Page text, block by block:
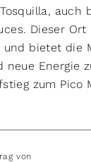
auch
Dieser
und bietet die
neue Energie
zum Pico
von